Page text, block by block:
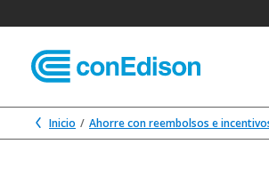
Inicio Ahorre con reembolsos e